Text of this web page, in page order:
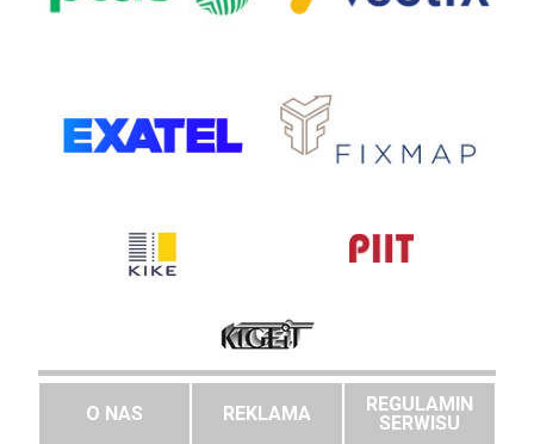
O NAS REKLAMA
REGULAMIN
SERWISU